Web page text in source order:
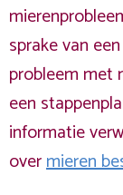
sprake van
probleem met
een
informatie
overmieren